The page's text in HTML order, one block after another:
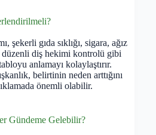
şekerli gıda sıklığı, sigara, ağız
düzenli diş hekimi kontrolü gibi
anlamayı kolaylaştırır.
belirtinin neden arttığını
önemli olabilir.
Gündeme Gelebilir?